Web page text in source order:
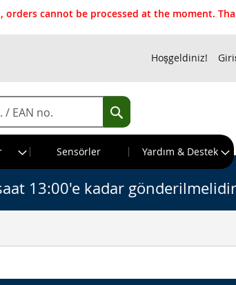
cannot be processed at the moment.
Hoşgeldiniz!
Search
Sensörler Yardım & Destek
13:00'e kadar